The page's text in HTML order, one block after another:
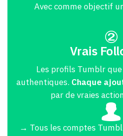
Avec comme objectif
Vrais
Les profils Tumblr
authentiques. Chaque
par de vraies
→ Tous les comptes